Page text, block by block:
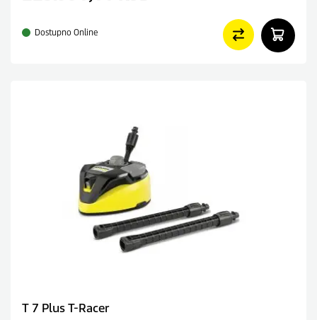
Dostupno Online
T 7 Plus T-Racer